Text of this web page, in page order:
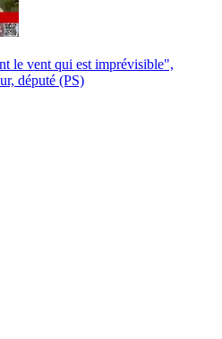
le vent qui est imprévisible",
député (PS)